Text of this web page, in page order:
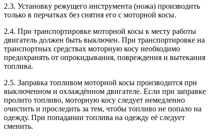
2.3. Установку режущего инструмента (ножа) производить
только в перчатках без снятия его с моторной косы.
2.4. При транспортировке моторной косы к месту работы
двигатель должен быть выключен. При транспортировке на
транспортных средствах моторную косу необходимо
предохранять от опрокидывания, повреждения и вытекания
топлива.
2.5. Заправка топливом моторной косы производится при
выключенном и охлаждённом двигателе. Если при заправке
пролито топливо, моторную косу следует немедленно
очистить и проследить за тем, чтобы топливо не попало на
одежду. При попадании топлива на одежду её следует
сменить.